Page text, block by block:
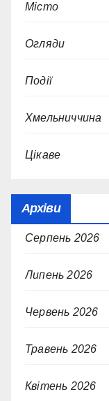
Місто
Огляди
Події
Хмельниччина
Цікаве
Архіви
Серпень 2026
Липень 2026
Червень 2026
Травень 2026
Квітень 2026